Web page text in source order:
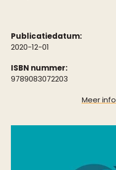
Publicatiedatum:
2020-12-01
ISBN nummer:
9789083072203
Meer